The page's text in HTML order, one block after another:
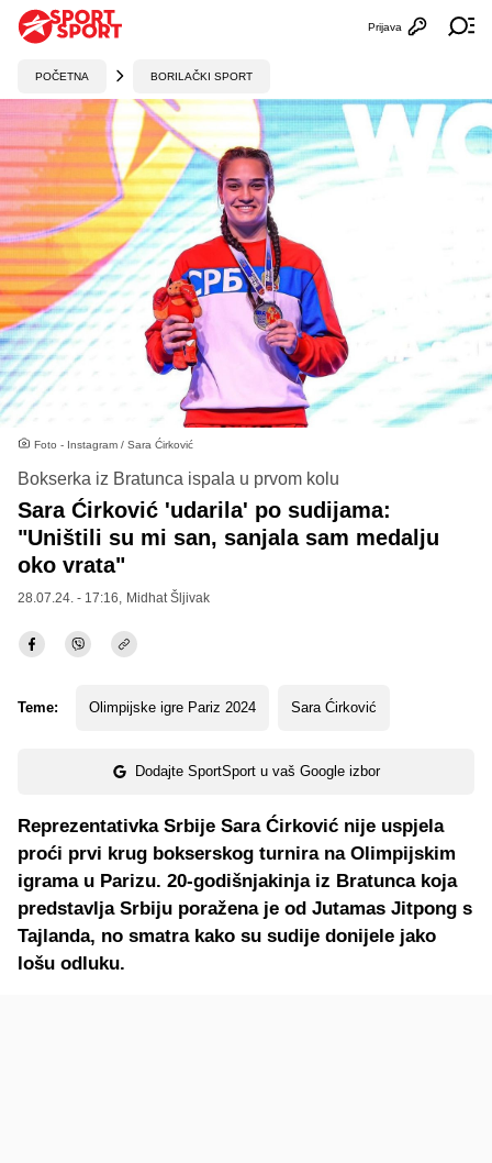
Otvori
Prijava
POČETNA BORILAČKI SPORT
Foto - Instagram / Sara Ćirković
Bokserka iz Bratunca ispala u prvom kolu
Sara Ćirković 'udarila' po sudijama:
"Uništili su mi san, sanjala sam medalju
oko vrata"
28.07.24. - 17:16, Midhat Šljivak
Teme: Olimpijske igre Pariz 2024 Sara Ćirković
Dodajte SportSport u vaš Google izbor
Reprezentativka Srbije Sara Ćirković nije uspjela
proći prvi krug bokserskog turnira na Olimpijskim
igrama u Parizu. 20-godišnjakinja iz Bratunca koja
predstavlja Srbiju poražena je od Jutamas Jitpong s
Tajlanda, no smatra kako su sudije donijele jako
lošu odluku.